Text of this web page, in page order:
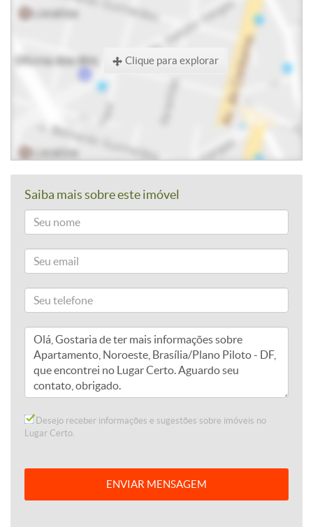
Clique para explorar
Saiba mais sobre este imóvel
Desejo receber informações e sugestões sobre imóveis no
Lugar Certo.
ENVIAR MENSAGEM